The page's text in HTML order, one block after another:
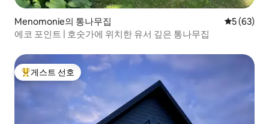
Menomonie의 통나무집 평점 5점(5
5 (63)
에코 포인트 | 호숫가에 위치한 유서 깊은 통나무집
상위 게스트 선호
게스트 선호